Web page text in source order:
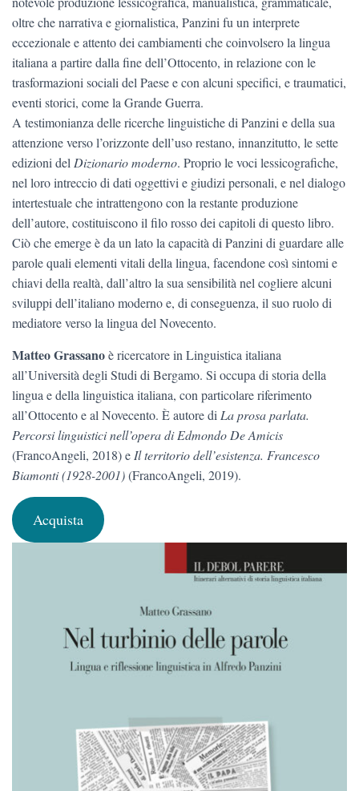
oltre che narrativa e giornalistica, Panzini fu un interprete
eccezionale e attento dei cambiamenti che coinvolsero la lingua
italiana a partire dalla fine dell’Ottocento, in relazione con le
trasformazioni sociali del Paese e con alcuni specifici, e traumatici,
eventi storici, come la Grande Guerra.
A testimonianza delle ricerche linguistiche di Panzini e della sua
attenzione verso l’orizzonte dell’uso restano, innanzitutto, le sette
edizioni del Dizionario moderno. Proprio le voci lessicografiche,
nel loro intreccio di dati oggettivi e giudizi personali, e nel dialogo
intertestuale che intrattengono con la restante produzione
dell’autore, costituiscono il filo rosso dei capitoli di questo libro.
Ciò che emerge è da un lato la capacità di Panzini di guardare alle
parole quali elementi vitali della lingua, facendone così sintomi e
chiavi della realtà, dall’altro la sua sensibilità nel cogliere alcuni
sviluppi dell’italiano moderno e, di conseguenza, il suo ruolo di
mediatore verso la lingua del Novecento.
Matteo Grassanoè ricercatore in Linguistica italiana
all’Università degli Studi di Bergamo. Si occupa di storia della
lingua e della linguistica italiana, con particolare riferimento
all’Ottocento e al Novecento. È autore di La prosa parlata.
Percorsi linguistici nell’opera di Edmondo De Amicis
(FrancoAngeli, 2018) e Il territorio dell’esistenza. Francesco
Biamonti (1928-2001)(FrancoAngeli, 2019).
Acquista